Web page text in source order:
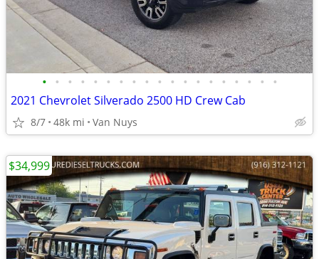
• • • • • • • • • • • • • • • • • • •
2021 Chevrolet Silverado 2500 HD Crew Cab
8/7 48k mi Van Nuys
$34,999